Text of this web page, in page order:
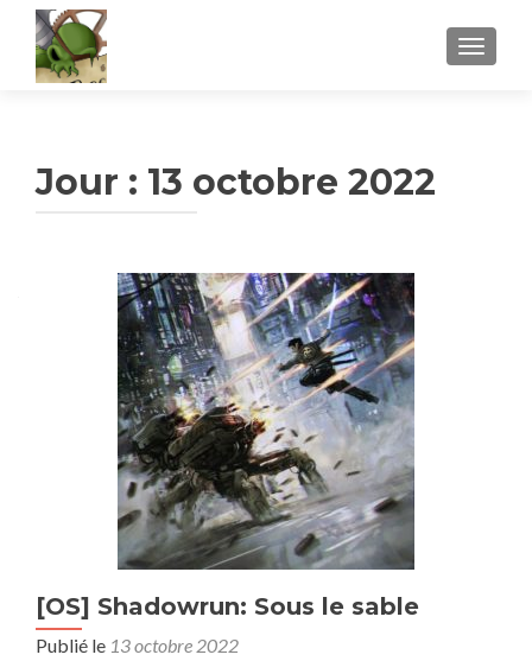
Jour : 13 octobre 2022
[OS] Shadowrun: Sous le sable
Publié le 13 octobre 2022